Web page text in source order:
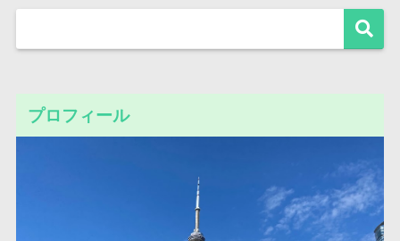
プロフィール